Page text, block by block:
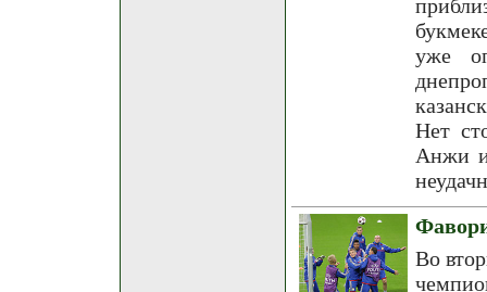
уже
Нет
Анжи
Во